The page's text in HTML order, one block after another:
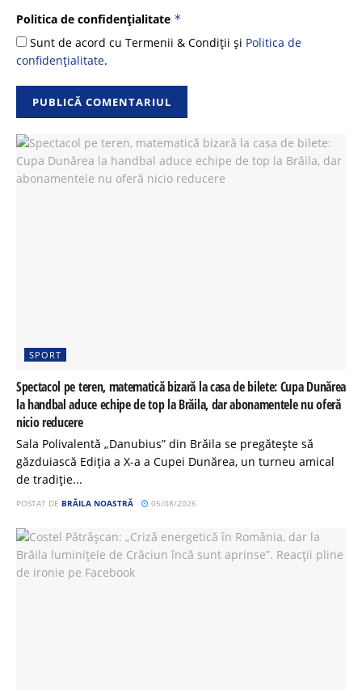
Politica de confidențialitate *
Sunt de acord cu Termenii & Condiții și Politica de
confidențialitate.
SPORT
Spectacol pe teren, matematică bizară la casa de bilete: Cupa Dunărea
la handbal aduce echipe de top la Brăila, dar abonamentele nu oferă
nicio reducere
Sala Polivalentă „Danubius” din Brăila se pregătește să
găzduiască Ediția a X-a a Cupei Dunărea, un turneu amical
de tradiție...
POSTAT DE BRĂILA NOASTRĂ 05/08/2026